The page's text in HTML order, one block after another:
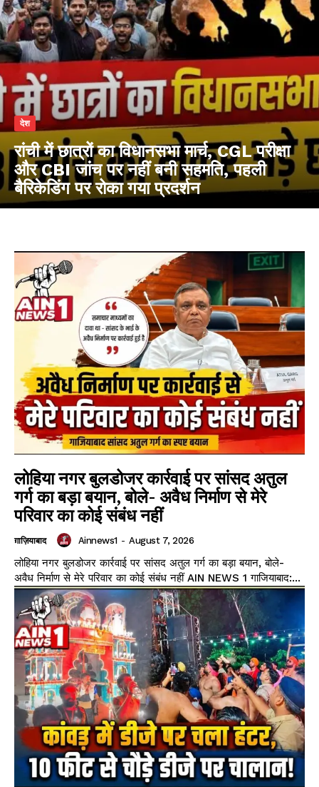
देश
रांची में छात्रों का विधानसभा मार्च, CGL परीक्षा
और CBI जांच पर नहीं बनी सहमति, पहली
बैरिकेडिंग पर रोका गया प्रदर्शन
लोहिया नगर बुलडोजर कार्रवाई पर सांसद अतुल
गर्ग का बड़ा बयान, बोले- अवैध निर्माण से मेरे
परिवार का कोई संबंध नहीं
ग़ाज़ियाबाद Ainnews1 - August 7, 2026
लोहिया नगर बुलडोजर कार्रवाई पर सांसद अतुल गर्ग का बड़ा बयान, बोले-
अवैध निर्माण से मेरे परिवार का कोई संबंध नहीं AIN NEWS 1 गाजियाबाद:...